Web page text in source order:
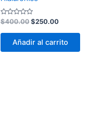
Valorado
con
0
$400.00$250.00
Añadir al carrito